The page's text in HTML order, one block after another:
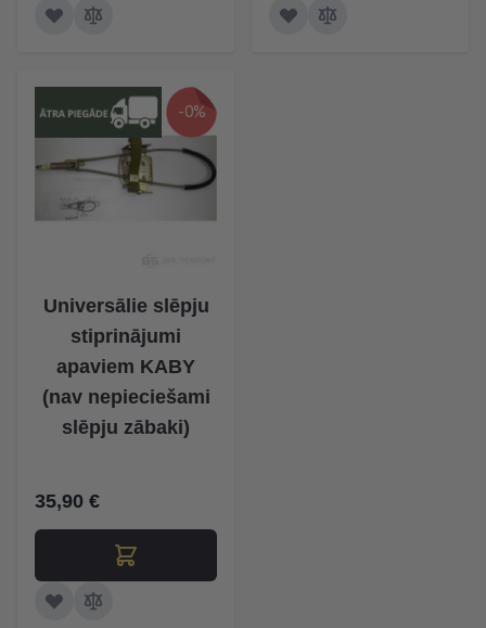
-0%
Universālie slēpju
stiprinājumi
apaviem KABY
(nav nepieciešami
slēpju zābaki)
35,90 €